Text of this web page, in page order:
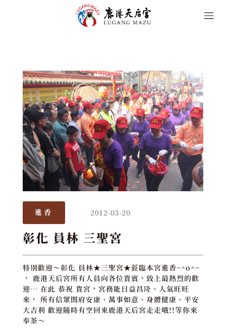
進香 2012-03-20
彰化 員林 三聖宮
特別歡迎～彰化 員林★三聖宮★蒞臨本宮進香~^o^~
， 鹿港天后宮所有人員向各位貴賓，致上最熱烈的歡
迎… 在此 恭祝 貴宮，宮務能日益昌隆、人氣旺旺
來， 所有信眾閤府安康、萬事如意、身體健康、平安
大吉利 歡迎隨時有空回來鹿港天后宮走走哦!!等你來
奉茶～